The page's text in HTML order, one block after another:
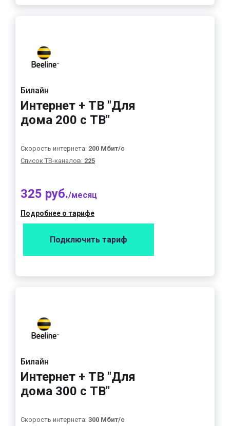
Билайн
Интернет + ТВ "Для
дома 200 с ТВ"
Скорость интернета: 200 Мбит/с
Список ТВ-каналов: 225
325 руб./месяц
Подробнее о тарифе
Подключить тариф
Билайн
Интернет + ТВ "Для
дома 300 с ТВ"
Скорость интернета: 300 Мбит/с